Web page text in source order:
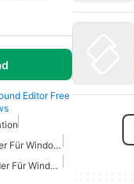
Editor Free
Kostenloser Soundmischer Für Windows
Kostenloser Soundrekorder Für Windows